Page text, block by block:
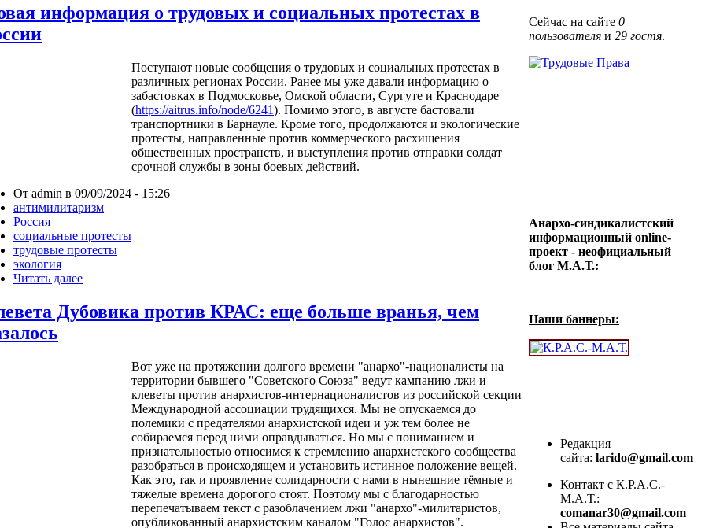
информация о трудовых и социальных протестах в
Поступают новые сообщения о трудовых и социальных протестах в
различных регионах России. Ранее мы уже давали информацию о
забастовках в Подмосковье, Омской области, Сургуте и Краснодаре
(https://aitrus.info/node/6241). Помимо этого, в августе бастовали
транспортники в Барнауле. Кроме того, продолжаются и экологические
протесты, направленные против коммерческого расхищения
общественных пространств, и выступления против отправки солдат
срочной службы в зоны боевых действий.
От admin в 09/09/2024 - 15:26
антимилитаризм
Россия
социальные протесты
трудовые протесты
экология
Читать далее
Дубовика против КРАС: еще больше вранья, чем
Вот уже на протяжении долгого времени "анархо"-националисты на
территории бывшего "Советского Союза" ведут кампанию лжи и
клеветы против анархистов-интернационалистов из российской секции
Международной ассоциации трудящихся. Мы не опускаемся до
полемики с предателями анархистской идеи и уж тем более не
собираемся перед ними оправдываться. Но мы с пониманием и
признательностью относимся к стремлению анархистского сообщества
разобраться в происходящем и установить истинное положение вещей.
Как это, так и проявление солидарности с нами в нынешние тёмные и
тяжелые времена дорогого стоят. Поэтому мы с благодарностью
перепечатываем текст с разоблачением лжи "анархо"-милитаристов,
опубликованный анархистским каналом "Голос анархистов".
Сейчас на сайте 0
пользователя и 29 гостя.
Анархо-синдикалистский
информационный online-
проект - неофициальный
блог М.А.Т.:
Наши баннеры:
Редакция
сайта: larido@gmail.com
Контакт с К.Р.А.С.-
М.А.Т.:
comanar30@gmail.com